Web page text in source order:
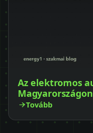
Az elektromos
Magyarországon
Tovább